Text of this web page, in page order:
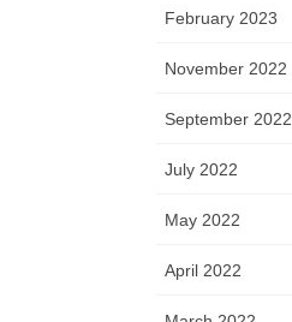
February 2023
November 2022
September 2022
July 2022
May 2022
April 2022